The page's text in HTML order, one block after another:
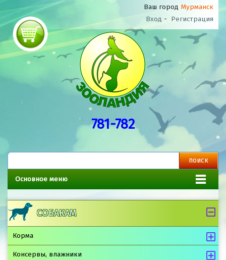
Ваш город Мурманск
Вход - Регистрация
781-782
Основное меню
СОБАКАМ
Корма
Консервы, влажники